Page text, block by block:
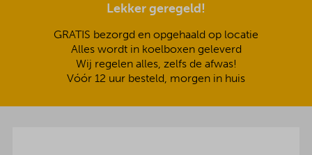
Lekker geregeld!
GRATIS bezorgd en opgehaald op locatie
Alles wordt in koelboxen geleverd
Wij regelen alles, zelfs de afwas!
Vóór 12 uur besteld, morgen in huis